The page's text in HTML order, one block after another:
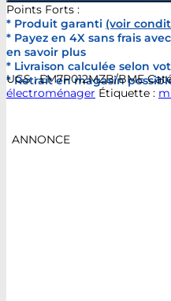
Points Forts :
* Produit garanti (voir
* Payez en 4X sans frais
en savoir plus
* Livraison calculée selon
* Retrait en magasin
UGS :EM7P012MZB/BME
électroménager Étiquette :
ANNONCE